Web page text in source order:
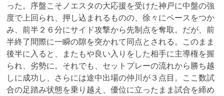
った。序盤こそノエスタの大応援を受けた神戸に中盤の強
度で上回られ、押し込まれるものの、徐々にペースをつか
み、前半２６分にサイド攻撃から先制点を奪取。だが、前
半終了間際に一瞬の隙を突かれて同点とされる。このまま
後半に入ると、またもや良い入りをした相手に主導権を握
られ、劣勢に。それでも、セットプレーの流れから勝ち越
しに成功し、さらには途中出場の仲川が３点目。ここ数試
合の足踏み状態を乗り越え、優位に立ったまま試合を締め